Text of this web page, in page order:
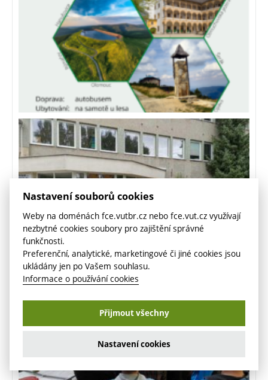
Nastavení souborů cookies
Weby na doménách fce.vutbr.cz nebo fce.vut.cz využívají
nezbytné cookies soubory pro zajištění správné
funkčnosti.
Preferenční, analytické, marketingové či jiné cookies jsou
ukládány jen po Vašem souhlasu.
Informace o používání cookies
Přijmout všechny
Nastavení cookies